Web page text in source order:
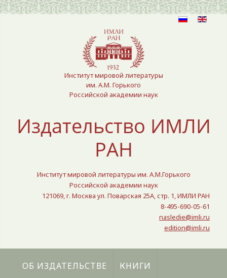
Выберите язык
Институт мировой литературы
им. А.М. Горького
Российской академии наук
Издательство ИМЛИ
РАН
Институт мировой литературы им. А.М.Горького
Российской академии наук
121069, г. Москва ул. Поварская 25A, стр. 1, ИМЛИ РАН
8-495-690-05-61
nasledie@imli.ru
edition@imli.ru
ОБ ИЗДАТЕЛЬСТВЕ КНИГИ